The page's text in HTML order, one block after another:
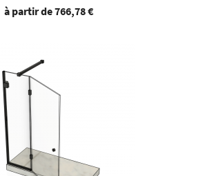
à partir de766,78 €